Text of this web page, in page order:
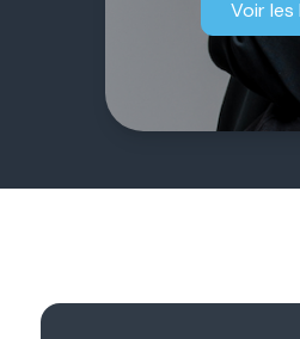
Voir les